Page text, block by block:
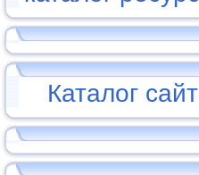
Каталог